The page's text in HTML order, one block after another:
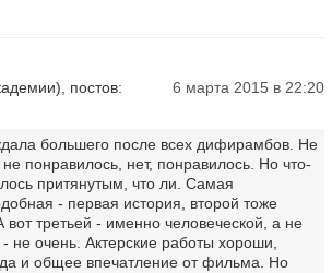
постов:
6 марта 2015 в 22:20
большего после всех дифирамбов. Не
понравилось, нет, понравилось. Но что-
притянутым, что ли. Самая
- первая история, второй тоже
вот третьей - именно человеческой, а не
не очень. Актерские работы хороши,
и общее впечатление от фильма. Но